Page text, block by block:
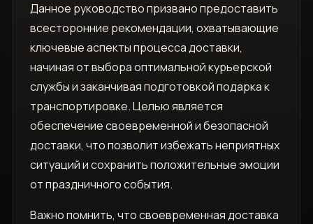
Данное руководство призвано предоставить
всесторонние рекомендации, охватывающие
ключевые аспекты процесса доставки,
начиная от выбора оптимальной курьерской
службы и заканчивая подготовкой подарка к
транспортировке. Целью является
обеспечение своевременной и безопасной
доставки, что позволит избежать неприятных
ситуаций и сохранить положительные эмоции
от праздничного события.
Важно помнить, что своевременная доставка